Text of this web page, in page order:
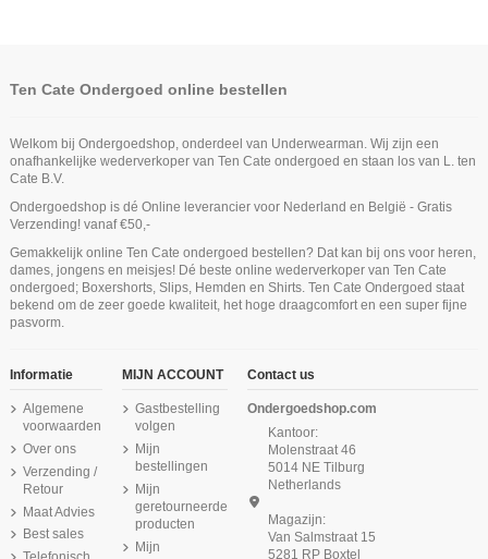
Ten Cate Meisjes Padded Bra Cotton
€ 18,95
Niet op voorraad
Ten Cate Dames Basics High Leg
2Pack Zwart
Ten Cate Dames Basics Shorts
2Pack Zwart
Ten Cate Secrets Spaghetti Shirt
Dark Navy
€ 29,99
Ten Cate Meisjes Hipster Slip 2Pack
Cotton Stretch White
€ 19,95
Ten Cate Meisjes Shorts 2Pack
Cotton Stretch Red
€ 19,95
Ten Cate Secrets Hipster Zwart
€ 24,99
Product is beschikbaar met verschillende opties
Ten Cate Meisjes Padded Bra Cotton
Stretch White
€ 18,95
Ten Cate Ondergoed online bestellen
Welkom bij Ondergoedshop, onderdeel van Underwearman. Wij zijn een
onafhankelijke wederverkoper van Ten Cate ondergoed en staan los van L. ten
Cate B.V.
Ondergoedshop is dé Online leverancier voor Nederland en België - Gratis
Verzending! vanaf €50,-
Gemakkelijk online Ten Cate ondergoed bestellen? Dat kan bij ons voor heren,
dames, jongens en meisjes! Dé beste online wederverkoper van Ten Cate
ondergoed; Boxershorts, Slips, Hemden en Shirts. Ten Cate Ondergoed staat
bekend om de zeer goede kwaliteit, het hoge draagcomfort en een super fijne
pasvorm.
Informatie
Algemene
voorwaarden
Over ons
Verzending /
Retour
Maat Advies
Best sales
MIJN ACCOUNT
Gastbestelling
volgen
Mijn
bestellingen
Mijn
geretourneerde
producten
Mijn
Contact us
Ondergoedshop.com
Kantoor:
Molenstraat 46
5014 NE Tilburg
Netherlands
Magazijn:
Van Salmstraat 15
5281 RP Boxtel